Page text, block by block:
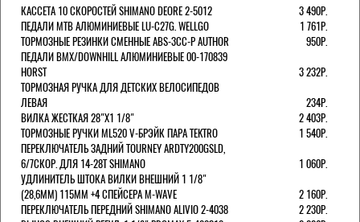
КАССЕТА 10 СКОРОСТЕЙ SHIMANO DEORE 2-5012
3 490Р.
ПЕДАЛИ MTB АЛЮМИНИЕВЫЕ LU-C27G. WELLGO
1 761Р.
ТОРМОЗНЫЕ РЕЗИНКИ СМЕННЫЕ ABS-3CC-P AUTHOR
950Р.
ПЕДАЛИ BMX/DOWNHILL АЛЮМИНИЕВЫЕ 00-170839
HORST
3 232Р.
ТОРМОЗНАЯ РУЧКА ДЛЯ ДЕТСКИХ ВЕЛОСИПЕДОВ
ЛЕВАЯ
234Р.
ВИЛКА ЖЕСТКАЯ 28"Х1 1/8"
2 403Р.
ТОРМОЗНЫЕ РУЧКИ ML520 V-БРЭЙК ПАРА TEKTRO
1 540Р.
ПЕРЕКЛЮЧАТЕЛЬ ЗАДНИЙ TOURNEY ARDTY200GSLD,
6/7СКОР. ДЛЯ 14-28T SHIMANO
1 060Р.
УДЛИНИТЕЛЬ ШТОКА ВИЛКИ ВНЕШНИЙ 1 1/8"
(28,6ММ) 115ММ +4 СПЕЙСЕРА M-WAVE
2 160Р.
ПЕРЕКЛЮЧАТЕЛЬ ПЕРЕДНИЙ SHIMANO ALIVIO 2-4038
2 230Р.